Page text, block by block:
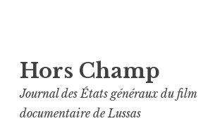
au
contenu
principal
Hors Champ
Journal des États généraux du film
documentaire de Lussas